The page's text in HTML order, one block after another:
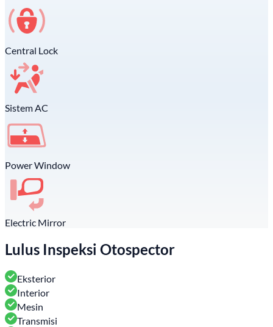
Central Lock
Sistem AC
Power Window
Electric Mirror
Lulus Inspeksi Otospector
Eksterior
Interior
Mesin
Transmisi